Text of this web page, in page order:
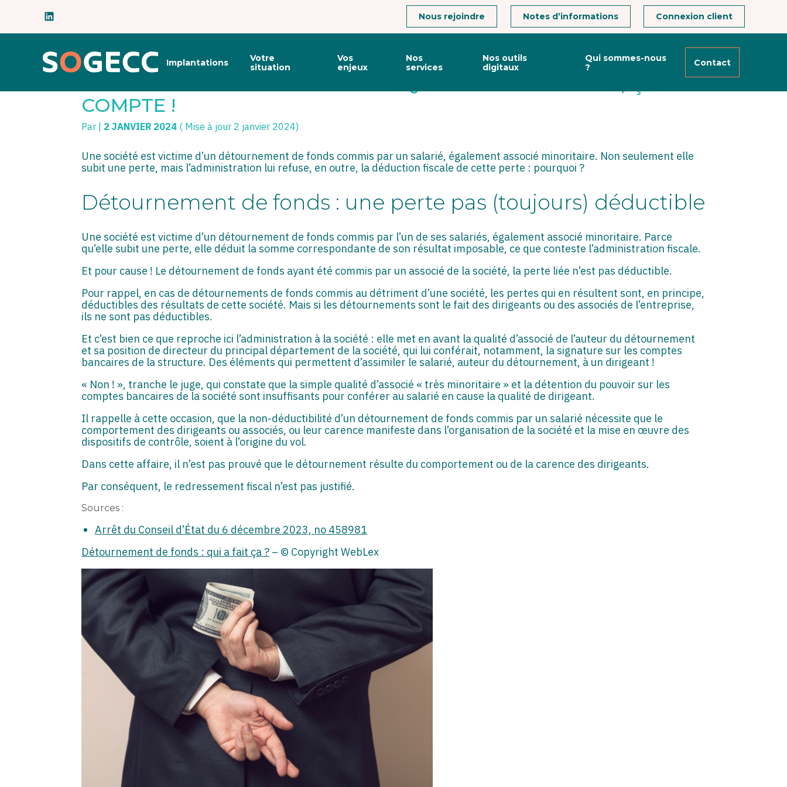
Connexion client
Notes d’informations
Nous rejoindre
Aller
Principal
Implantations
Votre
situation
Vos
enjeux
Nos
services
Nos outils
digitaux
Qui sommes-nous
?
Contact
COMPTE !
Par | 2 JANVIER 2024 ( Mise à jour 2 janvier 2024)
Une société est victime d’un détournement de fonds commis par un salarié, également associé minoritaire. Non seulement elle
subit une perte, mais l’administration lui refuse, en outre, la déduction fiscale de cette perte : pourquoi ?
Détournement de fonds : une perte pas (toujours) déductible
Une société est victime d’un détournement de fonds commis par l’un de ses salariés, également associé minoritaire. Parce
qu’elle subit une perte, elle déduit la somme correspondante de son résultat imposable, ce que conteste l’administration fiscale.
Et pour cause ! Le détournement de fonds ayant été commis par un associé de la société, la perte liée n’est pas déductible.
Pour rappel, en cas de détournements de fonds commis au détriment d’une société, les pertes qui en résultent sont, en principe,
déductibles des résultats de cette société. Mais si les détournements sont le fait des dirigeants ou des associés de l’entreprise,
ils ne sont pas déductibles.
Et c’est bien ce que reproche ici l’administration à la société : elle met en avant la qualité d’associé de l’auteur du détournement
et sa position de directeur du principal département de la société, qui lui conférait, notamment, la signature sur les comptes
bancaires de la structure. Des éléments qui permettent d’assimiler le salarié, auteur du détournement, à un dirigeant !
« Non ! », tranche le juge, qui constate que la simple qualité d’associé « très minoritaire » et la détention du pouvoir sur les
comptes bancaires de la société sont insuffisants pour conférer au salarié en cause la qualité de dirigeant.
Il rappelle à cette occasion, que la non-déductibilité d’un détournement de fonds commis par un salarié nécessite que le
comportement des dirigeants ou associés, ou leur carence manifeste dans l’organisation de la société et la mise en œuvre des
dispositifs de contrôle, soient à l’origine du vol.
Dans cette affaire, il n’est pas prouvé que le détournement résulte du comportement ou de la carence des dirigeants.
Par conséquent, le redressement fiscal n’est pas justifié.
Sources :
Arrêt du Conseil d’État du 6 décembre 2023, no 458981
Détournement de fonds : qui a fait ça ? – © Copyright WebLex